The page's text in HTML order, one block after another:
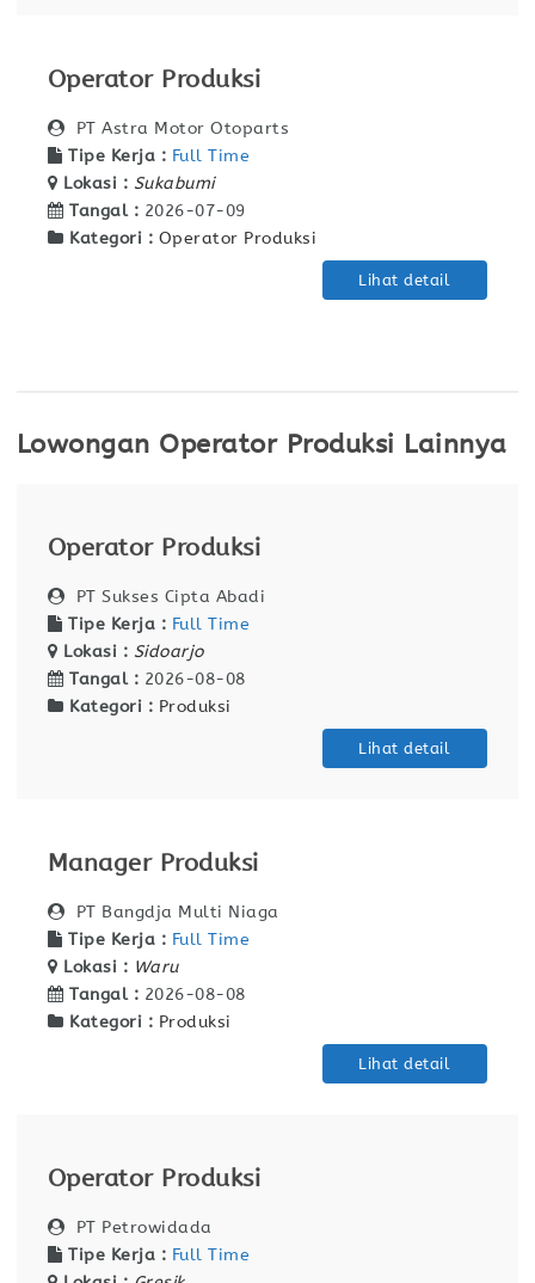
Operator Produksi
PT Astra Motor Otoparts
Tipe Kerja : Full Time
Lokasi : Sukabumi
Tangal : 2026-07-09
Kategori : Operator Produksi
Lihat detail
Lowongan Operator Produksi Lainnya
Operator Produksi
PT Sukses Cipta Abadi
Tipe Kerja : Full Time
Lokasi : Sidoarjo
Tangal : 2026-08-08
Kategori : Produksi
Lihat detail
Manager Produksi
PT Bangdja Multi Niaga
Tipe Kerja : Full Time
Lokasi : Waru
Tangal : 2026-08-08
Kategori : Produksi
Lihat detail
Operator Produksi
PT Petrowidada
Tipe Kerja : Full Time